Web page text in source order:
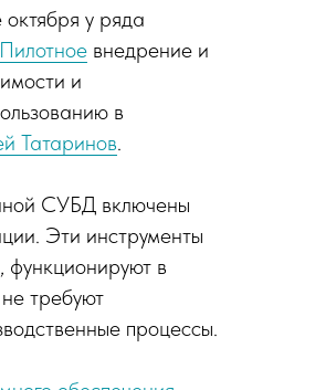
у ряда
Пилотное внедрение и
и
в
Татаринов.
СУБД включены
Эти инструменты
, функционируют в
требуют
процессы.